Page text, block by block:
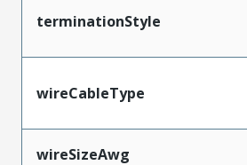
terminationStyle
wireCableType
wireSizeAwg